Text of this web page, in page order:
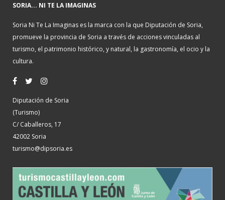
SORIA... NI TE LA IMAGINAS
Soria Ni Te La Imaginas es la marca con la que Diputación de Soria,
promueve la provincia de Soria a través de acciones vinculadas al
turismo, el patrimonio histórico, y natural, la gastronomía, el ocio y la
cultura.
Diputación de Soria
(Turismo)
C/ Caballeros, 17
42002 Soria
turismo@dipsoria.es